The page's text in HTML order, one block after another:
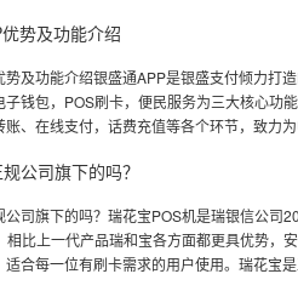
势及功能介绍
势及功能介绍银盛通APP是银盛支付倾力打
子钱包，POS刷卡，便民服务为三大核心功
账、在线支付，话费充值等各个环节，致力
公司旗下的吗？
公司旗下的吗？瑞花宝POS机是瑞银信公司
相比上一代产品瑞和宝各方面都更具优势，
适合每一位有刷卡需求的用户使用。瑞花宝